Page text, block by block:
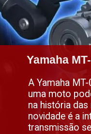
Yamaha
Yamaha
A Yamaha
uma moto
na história
novidade é a
transmissão